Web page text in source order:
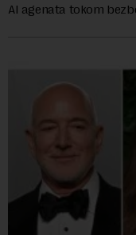
AI agenata tokom